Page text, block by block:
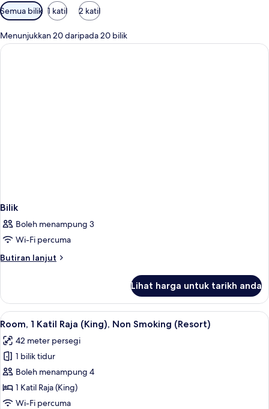
Penapis
yang
tersedia
untuk
Semua bilik 1 katil 2 katil
Menunjukkan 20 daripada 20 bilik
Bilik
Boleh menampung 3
Wi-Fi percuma
Butiran lanjut
Butiran
Lihat harga untuk tarikh anda
Lihat
semua
foto
untuk
Room,
1
Katil
Tilam berlapik, peti besi dalam bilik,
4
Room, 1 Katil Raja (King), Non Smoking (Resort)
42 meter persegi
1 bilik tidur
Boleh menampung 4
1 Katil Raja (King)
Wi-Fi percuma